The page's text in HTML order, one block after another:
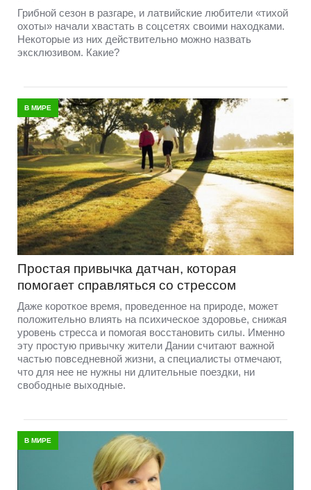
Грибной сезон в разгаре, и латвийские любители «тихой
охоты» начали хвастать в соцсетях своими находками.
Некоторые из них действительно можно назвать
эксклюзивом. Какие?
В МИРЕ
Простая привычка датчан, которая
помогает справляться со стрессом
Даже короткое время, проведенное на природе, может
положительно влиять на психическое здоровье, снижая
уровень стресса и помогая восстановить силы. Именно
эту простую привычку жители Дании считают важной
частью повседневной жизни, а специалисты отмечают,
что для нее не нужны ни длительные поездки, ни
свободные выходные.
В МИРЕ